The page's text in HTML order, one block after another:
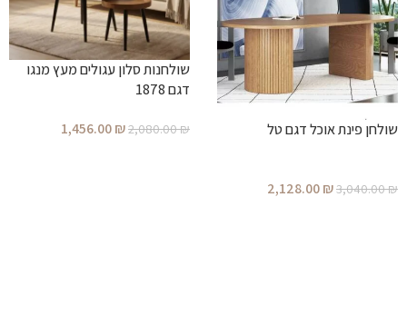
שולחן פינת אוכל דגם טל
3,040.00₪
2,128.00₪
שולחנות סלון עגולים מעץ מנגו
דגם 1878
2,080.00₪
1,456.00₪